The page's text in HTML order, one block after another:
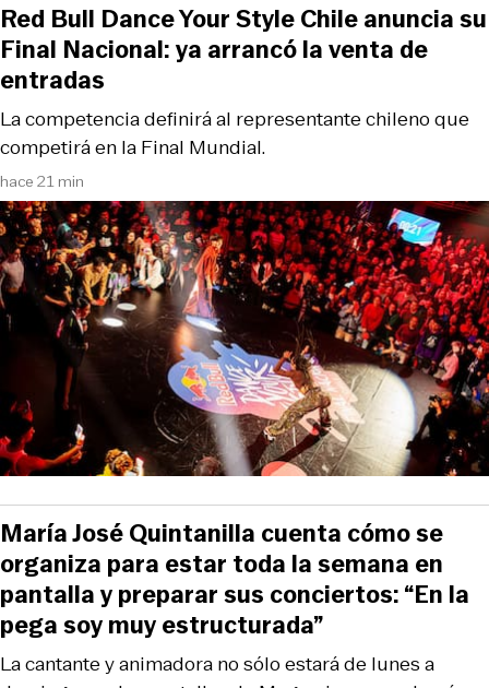
hace 21 min
La competencia definirá al representante chileno que
competirá en la Final Mundial.
Red Bull Dance Your Style Chile anuncia su
Final Nacional: ya arrancó la venta de
entradas
La cantante y animadora no sólo estará de lunes a
María José Quintanilla cuenta cómo se
organiza para estar toda la semana en
pantalla y preparar sus conciertos: “En la
pega soy muy estructurada”